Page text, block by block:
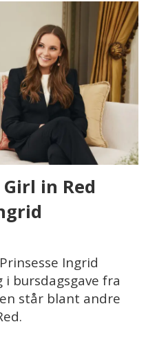
in Red
Ingrid
bursdagsgave fra
står blant andre